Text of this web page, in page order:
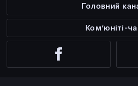
Головний
Ком’юніті-